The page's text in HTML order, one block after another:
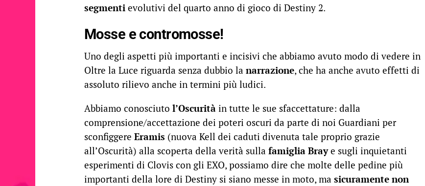
segmenti evolutivi del quarto anno di gioco di Destiny 2.
Mosse e contromosse!
Uno degli aspetti più importanti e incisivi che abbiamo avuto modo di vedere in
Oltre la Luce riguarda senza dubbio la narrazione, che ha anche avuto effetti di
assoluto rilievo anche in termini più ludici.
Abbiamo conosciuto l’Oscurità in tutte le sue sfaccettature: dalla
comprensione/accettazione dei poteri oscuri da parte di noi Guardiani per
sconfiggere Eramis (nuova Kell dei caduti divenuta tale proprio grazie
all’Oscurità) alla scoperta della verità sulla famiglia Braye sugli inquietanti
esperimenti di Clovis con gli EXO, possiamo dire che molte delle pedine più
importanti della lore di Destiny si siano messe in moto, ma sicuramente non